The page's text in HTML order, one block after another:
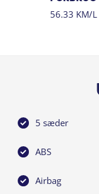
56.33 KM/L
5 sæder
ABS
Airbag